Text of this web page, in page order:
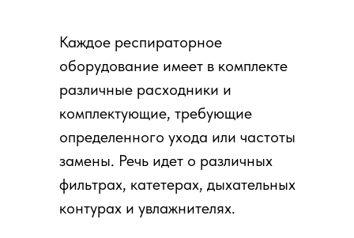
Каждое респираторное
оборудование имеет в комплекте
различные расходники и
комплектующие, требующие
определенного ухода или частоты
замены. Речь идет о различных
фильтрах, катетерах, дыхательных
контурах и увлажнителях.